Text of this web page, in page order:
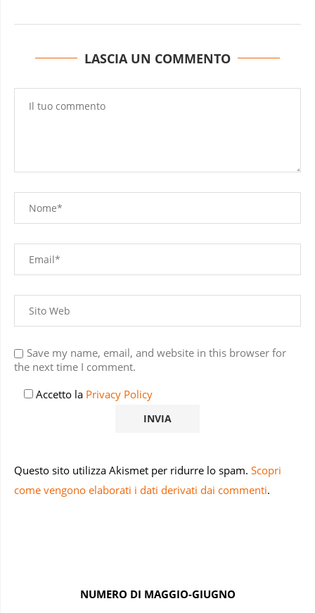
LASCIA UN COMMENTO
Save my name, email, and website in this browser for
the next time I comment.
Accetto la Privacy Policy
Questo sito utilizza Akismet per ridurre lo spam. Scopri
come vengono elaborati i dati derivati dai commenti.
NUMERO DI MAGGIO-GIUGNO